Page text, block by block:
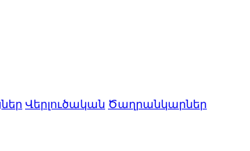
Վերլուծական Ծաղրանկարներ